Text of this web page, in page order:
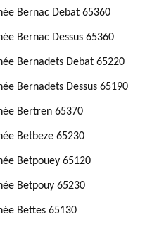
Bernac Debat 65360
Bernac Dessus 65360
Bernadets Debat 65220
Bernadets Dessus 65190
Bertren 65370
Betbeze 65230
Betpouey 65120
Betpouy 65230
Bettes 65130